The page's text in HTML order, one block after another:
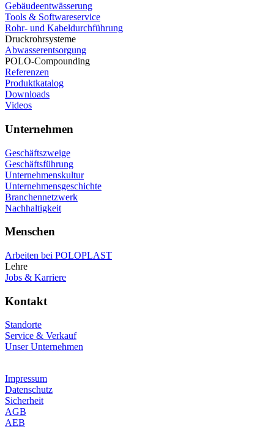
Gebäudeentwässerung
Tools & Softwareservice
Rohr- und Kabeldurchführung
Druckrohrsysteme
Abwasserentsorgung
POLO-Compounding
Referenzen
Produktkatalog
Downloads
Videos
Unternehmen
Geschäftszweige
Geschäftsführung
Unternehmenskultur
Unternehmensgeschichte
Branchennetzwerk
Nachhaltigkeit
Menschen
Arbeiten bei POLOPLAST
Lehre
Jobs & Karriere
Kontakt
Standorte
Service & Verkauf
Unser Unternehmen
Impressum
Datenschutz
Sicherheit
AGB
AEB